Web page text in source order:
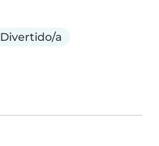
Divertido/a